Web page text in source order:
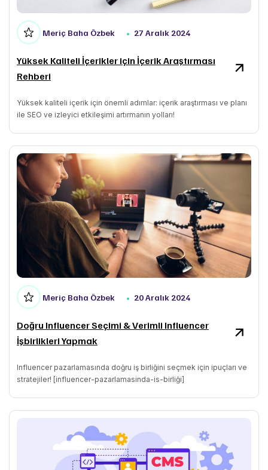
Meriç Baha Özbek 27 Aralık 2024
Yüksek Kaliteli İçerikler için İçerik Araştırması
Rehberi
Yüksek kaliteli içerik için önemli adımlar: içerik araştırması ve planı
ile SEO ve izleyici etkileşimi artırmanın yolları!
Meriç Baha Özbek 20 Aralık 2024
Doğru Influencer Seçimi & Verimli Influencer
İşbirlikleri Yapmak
Influencer pazarlamasında doğru iş birliğini seçmek için ipuçları ve
stratejiler! [influencer-pazarlamasinda-is-birliği]